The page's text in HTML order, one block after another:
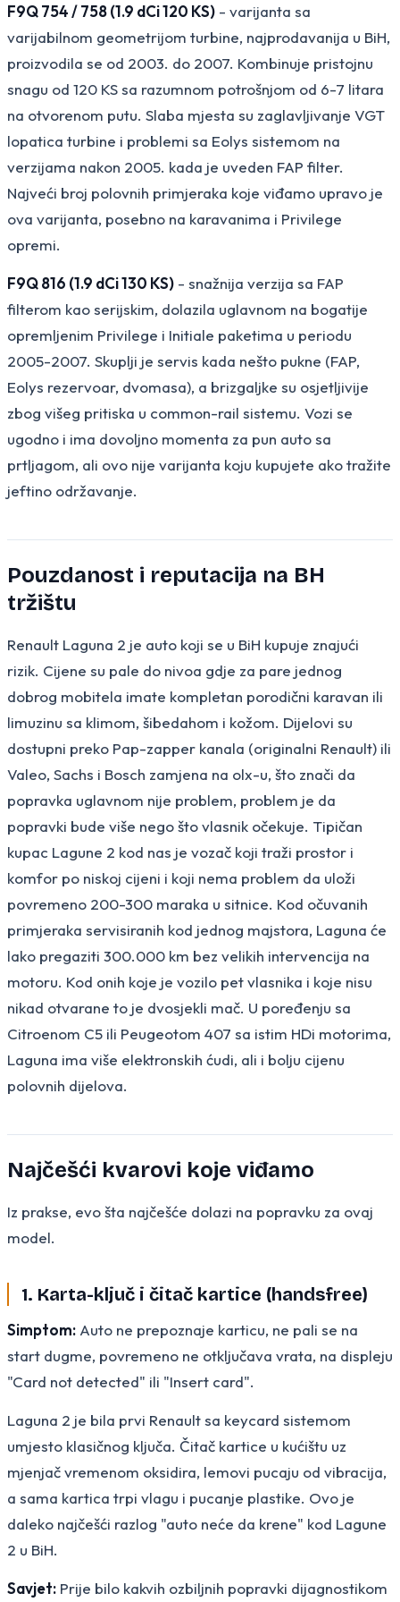
F9Q 754 / 758 (1.9 dCi 120 KS) - varijanta sa
varijabilnom geometrijom turbine, najprodavanija u BiH,
proizvodila se od 2003. do 2007. Kombinuje pristojnu
snagu od 120 KS sa razumnom potrošnjom od 6-7 litara
na otvorenom putu. Slaba mjesta su zaglavljivanje VGT
lopatica turbine i problemi sa Eolys sistemom na
verzijama nakon 2005. kada je uveden FAP filter.
Najveći broj polovnih primjeraka koje viđamo upravo je
ova varijanta, posebno na karavanima i Privilege
opremi.
F9Q 816 (1.9 dCi 130 KS) - snažnija verzija sa FAP
filterom kao serijskim, dolazila uglavnom na bogatije
opremljenim Privilege i Initiale paketima u periodu
2005-2007. Skuplji je servis kada nešto pukne (FAP,
Eolys rezervoar, dvomasa), a brizgaljke su osjetljivije
zbog višeg pritiska u common-rail sistemu. Vozi se
ugodno i ima dovoljno momenta za pun auto sa
prtljagom, ali ovo nije varijanta koju kupujete ako tražite
jeftino održavanje.
Pouzdanost i reputacija na BH
tržištu
Renault Laguna 2 je auto koji se u BiH kupuje znajući
rizik. Cijene su pale do nivoa gdje za pare jednog
dobrog mobitela imate kompletan porodični karavan ili
limuzinu sa klimom, šibedahom i kožom. Dijelovi su
dostupni preko Pap-zapper kanala (originalni Renault) ili
Valeo, Sachs i Bosch zamjena na olx-u, što znači da
popravka uglavnom nije problem, problem je da
popravki bude više nego što vlasnik očekuje. Tipičan
kupac Lagune 2 kod nas je vozač koji traži prostor i
komfor po niskoj cijeni i koji nema problem da uloži
povremeno 200-300 maraka u sitnice. Kod očuvanih
primjeraka servisiranih kod jednog majstora, Laguna će
lako pregaziti 300.000 km bez velikih intervencija na
motoru. Kod onih koje je vozilo pet vlasnika i koje nisu
nikad otvarane to je dvosjekli mač. U poređenju sa
Citroenom C5 ili Peugeotom 407 sa istim HDi motorima,
Laguna ima više elektronskih ćudi, ali i bolju cijenu
polovnih dijelova.
Najčešći kvarovi koje viđamo
Iz prakse, evo šta najčešće dolazi na popravku za ovaj
model.
1. Karta-ključ i čitač kartice (handsfree)
Simptom: Auto ne prepoznaje karticu, ne pali se na
start dugme, povremeno ne otključava vrata, na displeju
"Card not detected" ili "Insert card".
Laguna 2 je bila prvi Renault sa keycard sistemom
umjesto klasičnog ključa. Čitač kartice u kućištu uz
mjenjač vremenom oksidira, lemovi pucaju od vibracija,
a sama kartica trpi vlagu i pucanje plastike. Ovo je
daleko najčešći razlog "auto neće da krene" kod Lagune
2 u BiH.
Savjet: Prije bilo kakvih ozbiljnih popravki dijagnostikom